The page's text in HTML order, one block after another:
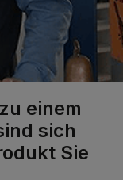
einem
sich
Sie